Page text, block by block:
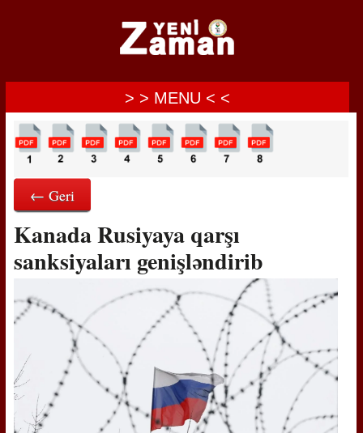
> > MENU < <
← Geri
Kanada Rusiyaya qarşı
sanksiyaları genişləndirib